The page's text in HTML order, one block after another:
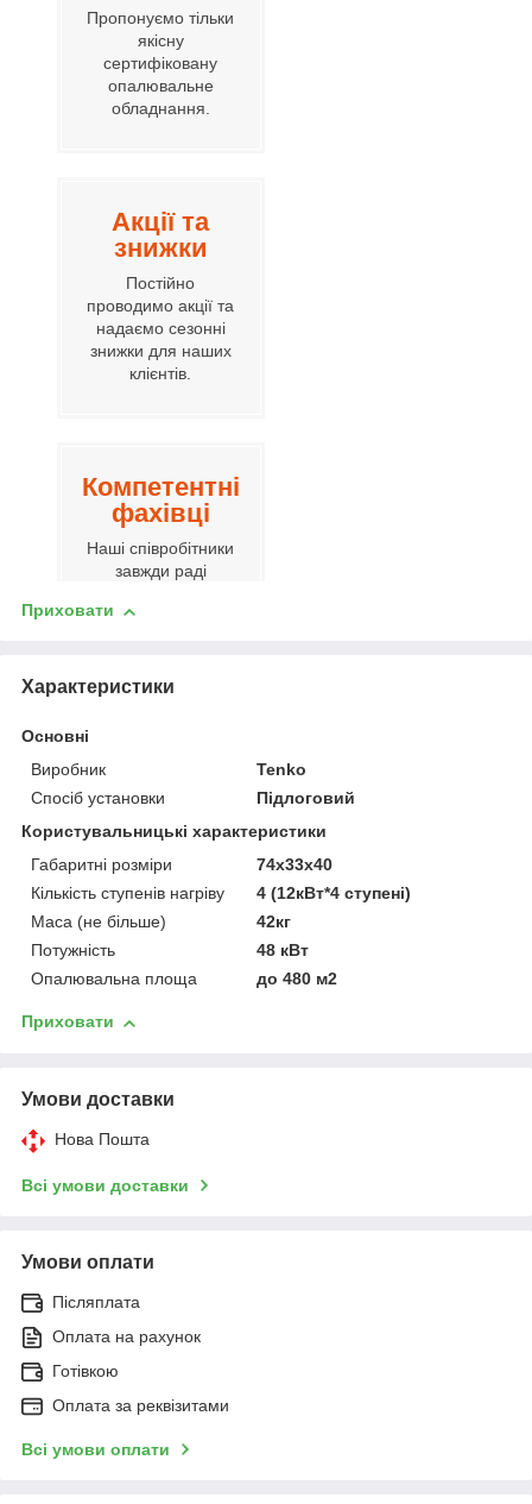
Пропонуємо тільки
якісну
сертифіковану
опалювальне
обладнання.
Акції та
знижки
Постійно
проводимо акції та
надаємо сезонні
знижки для наших
клієнтів.
Компетентні
фахівці
Наші співробітники
завжди раді
політика
Вартість завжди
покупців, так як ми є
представниками
вітчизняного і
імпортного
виробника.
3
4
перевізником "Нова пошта".
Приховати
Характеристики
Основні
Виробник
Tenko
Спосіб установки
Підлоговий
Користувальницькі характеристики
Габаритні розміри
74x33x40
Кількість ступенів нагріву
4 (12кВт*4 ступені)
Маса (не більше)
42кг
Потужність
48 кВт
Опалювальна площа
до 480 м2
Приховати
Умови доставки
Нова Пошта
Всі умови доставки
Умови оплати
Післяплата
Оплата на рахунок
Готівкою
Оплата за реквізитами
Всі умови оплати